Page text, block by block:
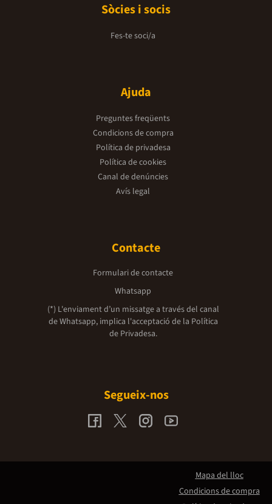
Sòcies i socis
Fes-te soci/a
Ajuda
Preguntes freqüents
Condicions de compra
Política de privadesa
Política de cookies
Canal de denúncies
Avís legal
Contacte
Formulari de contacte
Whatsapp
(*) L'enviament d’un missatge a través del canal
de Whatsapp, implica l'acceptació de la Política
de Privadesa.
Segueix-nos
Mapa del lloc
Condicions de compra